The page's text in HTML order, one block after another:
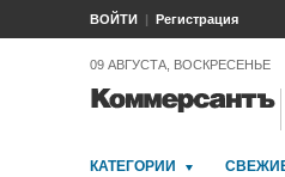
ВОЙТИ Регистрация
09 АВГУСТА, ВОСКРЕСЕНЬЕ
КАТЕГОРИИ